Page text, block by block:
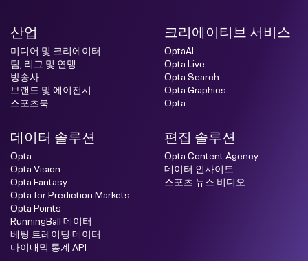
산업
미디어 및 크리에이터
팀, 리그 및 연맹
방송사
브랜드 및 에이전시
스포츠북
크리에이티브 서비스
OptaAI
Opta Live
Opta Search
Opta Graphics
Opta
데이터 솔루션
Opta
Opta Vision
Opta Fantasy
Opta for Prediction Markets
Opta Points
RunningBall 데이터
베팅 트레이딩 데이터
다이내믹 통계 API
편집 솔루션
Opta Content Agency
데이터 인사이트
스포츠 뉴스 비디오